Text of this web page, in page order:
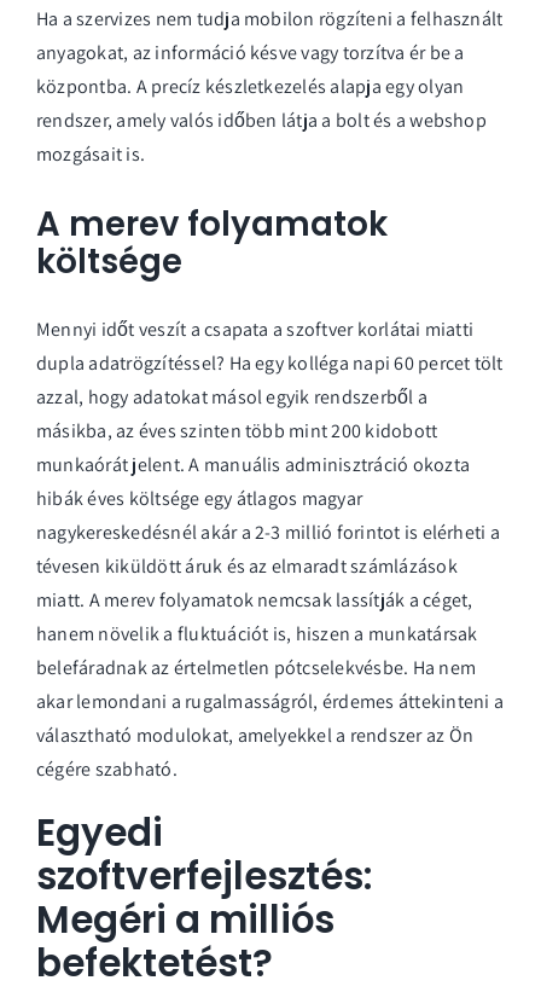
Ha a szervizes nem tudja mobilon rögzíteni a felhasznált
anyagokat, az információ késve vagy torzítva ér be a
központba. A precíz készletkezelés alapja egy olyan
rendszer, amely valós időben látja a bolt és a webshop
mozgásait is.
A merev folyamatok
költsége
Mennyi időt veszít a csapata a szoftver korlátai miatti
dupla adatrögzítéssel? Ha egy kolléga napi 60 percet tölt
azzal, hogy adatokat másol egyik rendszerből a
másikba, az éves szinten több mint 200 kidobott
munkaórát jelent. A manuális adminisztráció okozta
hibák éves költsége egy átlagos magyar
nagykereskedésnél akár a 2-3 millió forintot is elérheti a
tévesen kiküldött áruk és az elmaradt számlázások
miatt. A merev folyamatok nemcsak lassítják a céget,
hanem növelik a fluktuációt is, hiszen a munkatársak
belefáradnak az értelmetlen pótcselekvésbe. Ha nem
akar lemondani a rugalmasságról, érdemes áttekinteni a
választható modulokat, amelyekkel a rendszer az Ön
cégére szabható.
Egyedi
szoftverfejlesztés:
Megéri a milliós
befektetést?